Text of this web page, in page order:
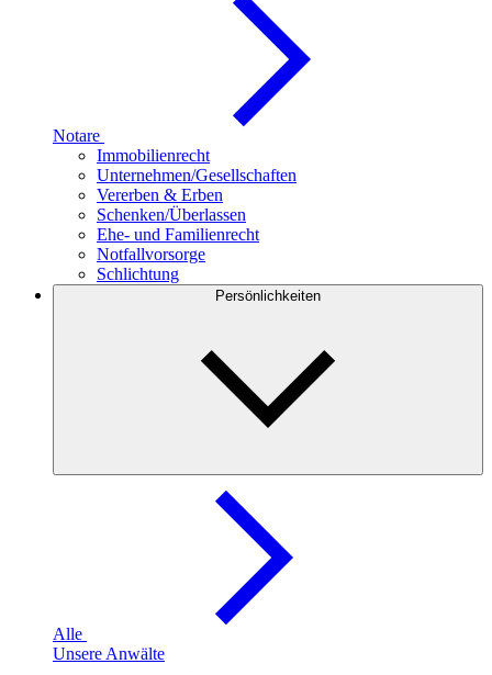
Notare
Immobilienrecht
Unternehmen/Gesellschaften
Vererben & Erben
Schenken/Überlassen
Ehe- und Familienrecht
Notfallvorsorge
Schlichtung
Persönlichkeiten
Alle
Unsere Anwälte